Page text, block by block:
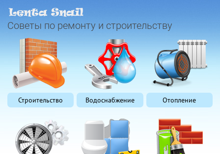
Советы по ремонту и строительству
Строительство Водоснабжение Отопление